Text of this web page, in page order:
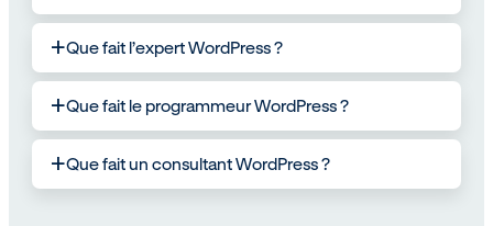
aQue fait l’expert WordPress ?
aQue fait le programmeur WordPress ?
aQue fait un consultant WordPress ?